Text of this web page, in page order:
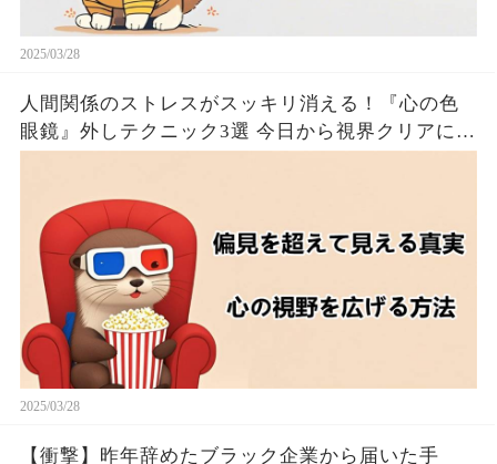
2025/03/28
人間関係のストレスがスッキリ消える！『心の色
眼鏡』外しテクニック3選 今日から視界クリアにな
2025/03/28
【衝撃】昨年辞めたブラック企業から届いた手